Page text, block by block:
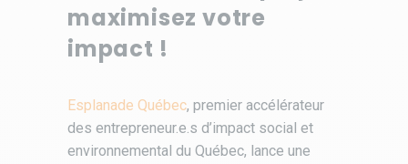
maximisez votre
impact !
Esplanade Québec, premier accélérateur
des entrepreneur.e.s d’impact social et
environnemental du Québec, lance une